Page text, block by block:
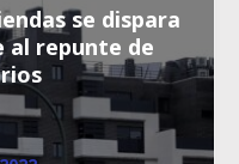
se dispara
al repunte de